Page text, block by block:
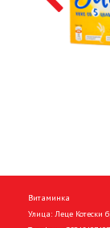
Витаминка
Улица: Леце Котески